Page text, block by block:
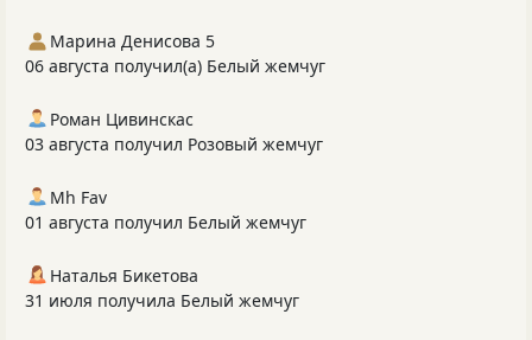
Марина Денисова 5
06 августа получил(а) Белый жемчуг
Роман Цивинскас
03 августа получил Розовый жемчуг
Mh Fav
01 августа получил Белый жемчуг
Наталья Бикетова
31 июля получила Белый жемчуг